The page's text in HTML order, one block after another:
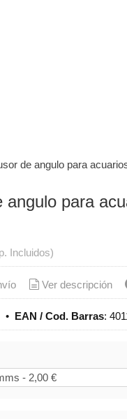
de angulo para
angulo para
Incluidos)
Ver descripción
• EAN / Cod. Barras: